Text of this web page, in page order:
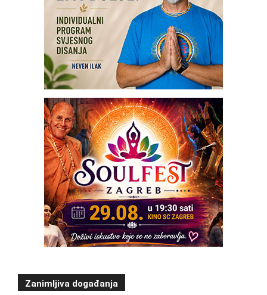
Zanimljiva događanja